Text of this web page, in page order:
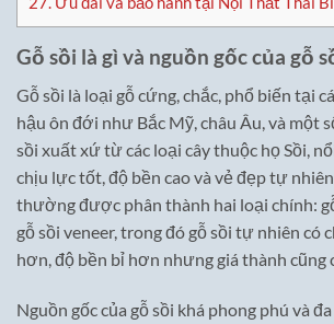
Gỗ sồi là gì và nguồn gốc của gỗ
Gỗ sồi là loại gỗ cứng, chắc, phổ biến tại
hậu ôn đới như Bắc Mỹ, châu Âu, và một
sồi xuất xứ từ các loại cây thuộc họ Sồi,
chịu lực tốt, độ bền cao và vẻ đẹp tự
thường được phân thành hai loại chính:
gỗ sồi veneer, trong đó gỗ sồi tự nhiên có
hơn, độ bền bỉ hơn nhưng giá thành cũng
Nguồn gốc của gỗ sồi khá phong phú và